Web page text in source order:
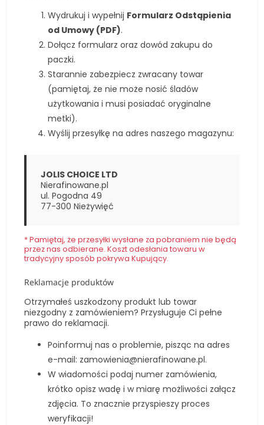
Wydrukuj i wypełnij Formularz Odstąpienia
od Umowy (PDF).
Dołącz formularz oraz dowód zakupu do
paczki.
Starannie zabezpiecz zwracany towar
(pamiętaj, że nie może nosić śladów
użytkowania i musi posiadać oryginalne
metki).
Wyślij przesyłkę na adres naszego magazynu:
JOLIS CHOICE LTD
Nierafinowane.pl
ul. Pogodna 49
77-300 Nieżywięć
* Pamiętaj, że przesyłki wysłane za pobraniem nie będą
przez nas odbierane. Koszt odesłania towaru w
tradycyjny sposób pokrywa Kupujący.
Reklamacje produktów
Otrzymałeś uszkodzony produkt lub towar
niezgodny z zamówieniem? Przysługuje Ci pełne
prawo do reklamacji.
Poinformuj nas o problemie, pisząc na adres
e-mail: zamowienia@nierafinowane.pl.
W wiadomości podaj numer zamówienia,
krótko opisz wadę i w miarę możliwości załącz
zdjęcia. To znacznie przyspieszy proces
weryfikacji!